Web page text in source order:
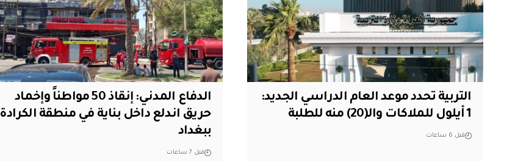
التربية تحدد موعد العام الدراسي الجديد:
1 أيلول للملاكات والـ(20) منه للطلبة
قبل 6 ساعات
الدفاع المدني: إنقاذ 50 مواطناً وإخماد
حريق اندلع داخل بناية في منطقة الكرادة
ببغداد
قبل 7 ساعات